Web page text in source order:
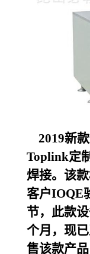
2019新
Toplink定
焊接。该
客户IOQE
节，此款
个月，现
售该款产